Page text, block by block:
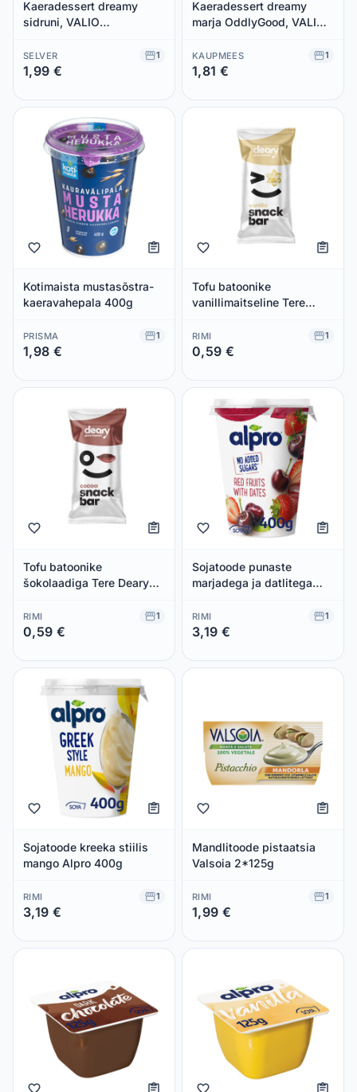
Kaeradessert dreamy
sidruni, VALIO
SELVER 1
1,99 €
Kaeradessert dreamy
marja OddlyGood, VALIO,
KAUPMEES 1
1,81 €
Kotimaista mustasõstra-
kaeravahepala 400g
PRISMA 1
1,98 €
Tofu batoonike
vanillimaitseline Tere
RIMI 1
0,59 €
Tofu batoonike
šokolaadiga Tere Deary
RIMI 1
0,59 €
Sojatoode punaste
marjadega ja datlitega
RIMI 1
3,19 €
Sojatoode kreeka stiilis
mango Alpro 400g
RIMI 1
3,19 €
Mandlitoode pistaatsia
Valsoia 2*125g
RIMI 1
1,99 €